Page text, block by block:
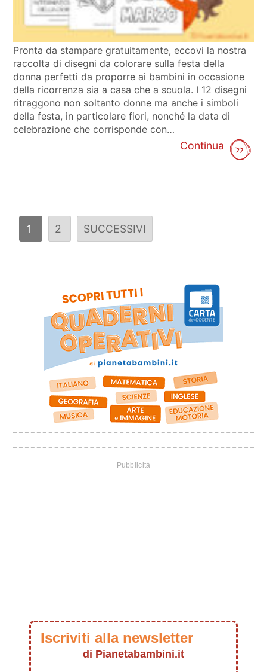
Pronta da stampare gratuitamente, eccovi la nostra
raccolta di disegni da colorare sulla festa della
donna perfetti da proporre ai bambini in occasione
della ricorrenza sia a casa che a scuola. I 12 disegni
ritraggono non soltanto donne ma anche i simboli
della festa, in particolare fiori, nonché la data di
celebrazione che corrisponde con…
Continua
1 2 SUCCESSIVI
Iscriviti alla newsletter
di Pianetabambini.it